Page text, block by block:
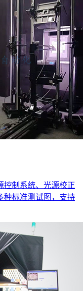
控制系统、光源校正
种标准测试图，支持